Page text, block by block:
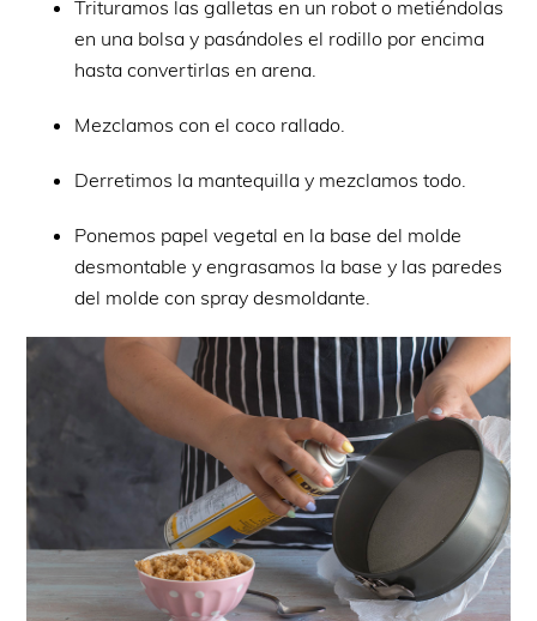
Trituramos las galletas en un robot o metiéndolas
en una bolsa y pasándoles el rodillo por encima
hasta convertirlas en arena.
Mezclamos con el coco rallado.
Derretimos la mantequilla y mezclamos todo.
Ponemos papel vegetal en la base del molde
desmontable y engrasamos la base y las paredes
del molde con spray desmoldante.